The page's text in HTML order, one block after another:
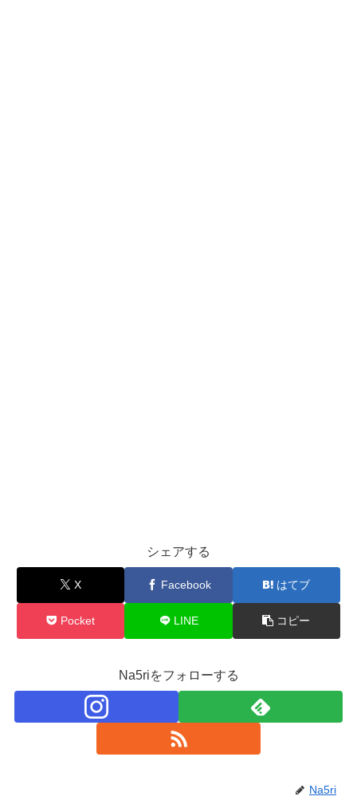
シェアする
X Facebook はてブ
Pocket LINE コピー
Na5riをフォローする
Na5ri